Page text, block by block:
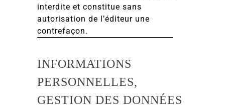
interdite et constitue sans
autorisation de l’éditeur une
contrefaçon.
INFORMATIONS
PERSONNELLES,
GESTION DES DONNÉES